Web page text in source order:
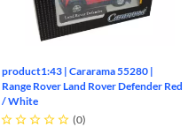
product1:43 | Cararama 55280 |
Range Rover Land Rover Defender Red
/ White
     (0)